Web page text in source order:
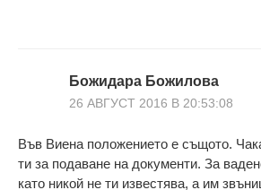
Божидара Божилова
26 АВГУСТ 2016 В 20:53:08
Във Виена положението е същото.
ти за подаване на документи. За
като никой не ти известява, а им